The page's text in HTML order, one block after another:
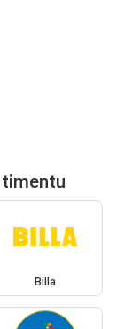
Billa